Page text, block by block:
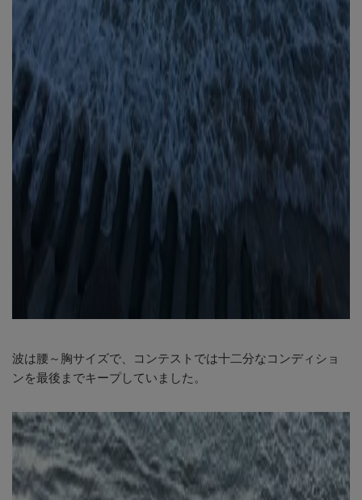
波は腰～胸サイズで、コンテストでは十二分なコンディショ
ンを最後までキープしていました。